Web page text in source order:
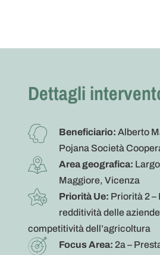
Dettagli
Beneficiario: Alberto
Pojana Società
Area geografica:
Maggiore, Vicenza
Priorità Ue: Priorità 2 –
redditività delle
competitività dell’agricoltura
Focus Area: 2a –